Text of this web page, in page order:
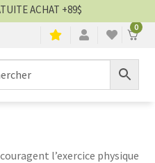
0
ACHAT +89$
l’exercice physique